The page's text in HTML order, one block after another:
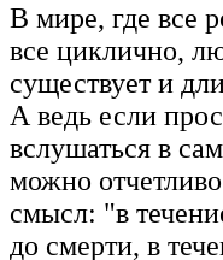
В мире, где все
все циклично,
существует и
А ведь если
вслушаться в
можно
смысл: "в
до смерти, в